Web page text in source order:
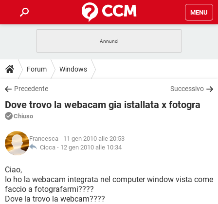
MENU
INTRATTENIMENTO
iOS
INSTAGRAM WHATSAPP
TIKTOK
HARDWARE
GUIDE
COVID-19
iOS
INSTAGRAM
TIKTOK FACEBOOK
DOWNLOAD
COVID-19 GAMING
INTRATTENIMENTO
iOS WINDOWS 10
INSTAGRAM
TIKTOK
HARDWARE
FORUM
COVID-19
INTRATTENIMENTO ANDROID
INSTAGRAM WHATSAPP
TIKTOK
GLOSSARIO
COVID-19
INTRATTENIMENTO
iOS
Forum Windows
Precedente Successivo
Dove trovo la webacam gia istallata x fotogra
Chiuso
Francesca - 11 gen 2010 alle 20:53
Cicca - 12 gen 2010 alle 10:34
Ciao,
Io ho la webacam integrata nel computer window vista come
faccio a fotografarmi????
Dove la trovo la webcam????